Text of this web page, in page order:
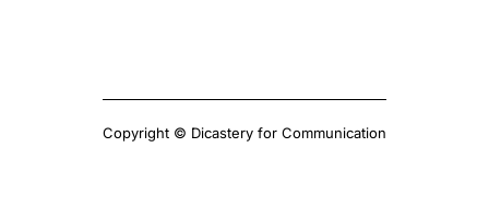
Copyright © Dicastery for Communication